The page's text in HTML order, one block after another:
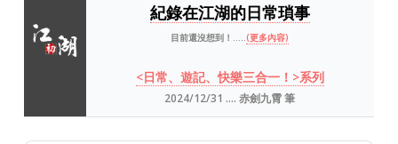
紀錄在江湖的日常瑣事
目前還沒想到！.....(更多內容)
<日常、遊記、快樂三合一！>系列
2024/12/31 .... 赤劍九霄 筆